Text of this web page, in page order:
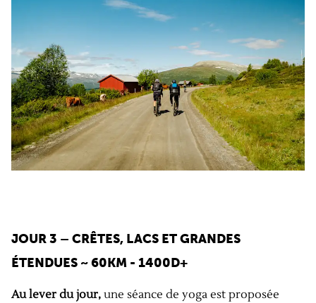
JOUR 3 – CRÊTES, LACS ET GRANDES
ÉTENDUES ~ 60KM - 1400D+
Au lever du jour, une séance de yoga est proposée